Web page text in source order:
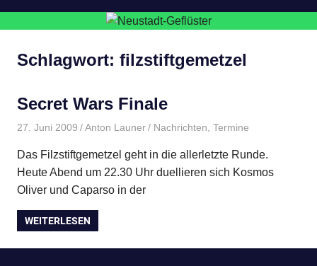
Schlagwort: filzstiftgemetzel
Secret Wars Finale
27. Juni 2009 Anton Launer Nachrichten Termine
Das Filzstiftgemetzel geht in die allerletzte Runde.
Heute Abend um 22.30 Uhr duellieren sich Kosmos
Oliver und Caparso in der
WEITERLESEN